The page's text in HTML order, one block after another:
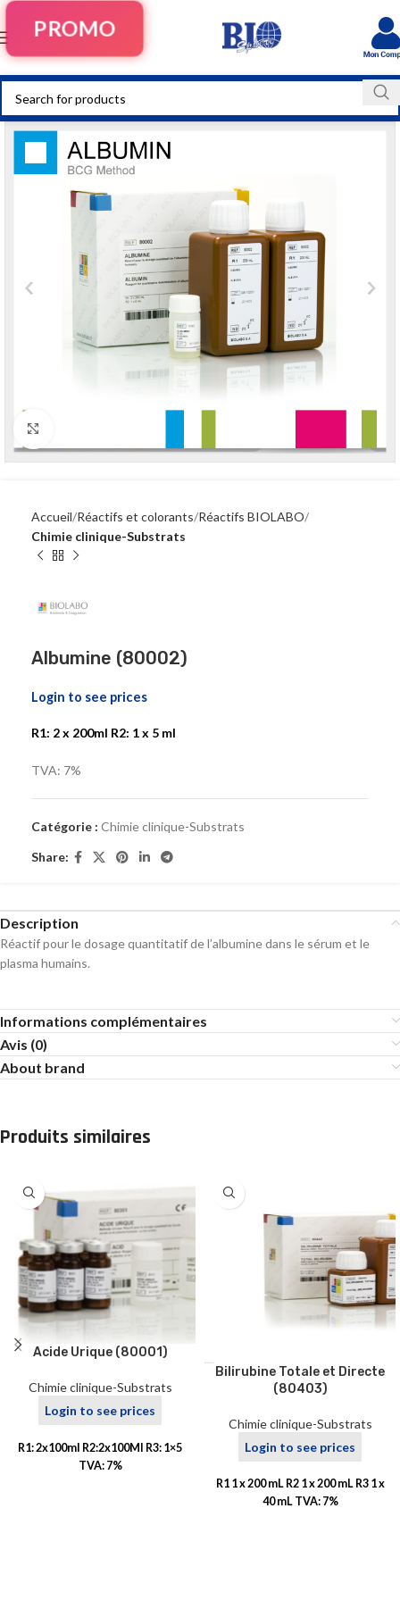
PROMO
Accueil Réactifs et colorants Réactifs BIOLABO
Chimie clinique-Substrats
Albumine (80002)
Login to see prices
R1: 2 x 200ml R2: 1 x 5 ml
TVA: 7%
Catégorie : Chimie clinique-Substrats
Share:
Description
Réactif pour le dosage quantitatif de l’albumine dans le sérum et le
plasma humains.
Informations complémentaires
Avis (0)
About brand
Produits similaires
Acide Urique (80001)
Chimie clinique-Substrats
Login to see prices
R1: 2x100ml R2:2x100Ml R3: 1×5
TVA: 7%
Bilirubine Totale et Directe
(80403)
Chimie clinique-Substrats
Login to see prices
R1 1 x 200 mL R2 1 x 200 mL R3 1 x
40 mL TVA: 7%